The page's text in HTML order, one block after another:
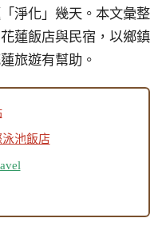
淨化」幾天。本文彙整
蓮飯店與民宿，以鄉鎮
旅遊有幫助。
池飯店